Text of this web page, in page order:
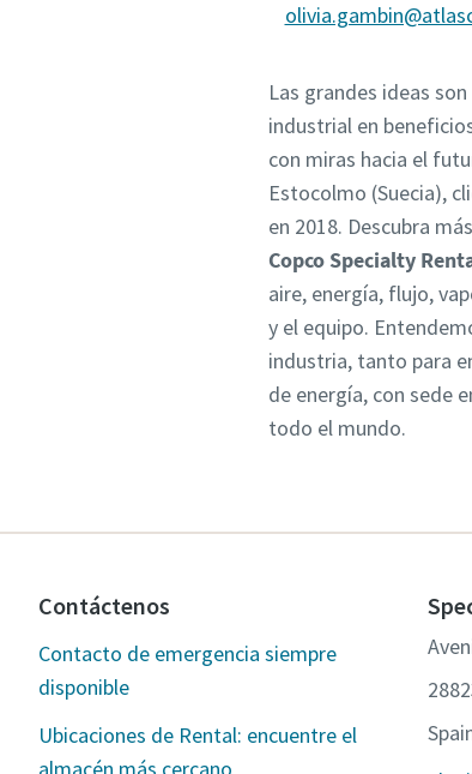
Las grandes ideas
industrial en
con miras hacia el
Estocolmo (Suecia),
en 2018. Descubra
Copco Specialty
aire, energía, flujo,
y el equipo.
industria, tanto para
de energía, con sede
todo el mundo.
Contáctenos
Contacto de emergencia siempre
disponible
Ubicaciones de Rental: encuentre el
almacén más cercano